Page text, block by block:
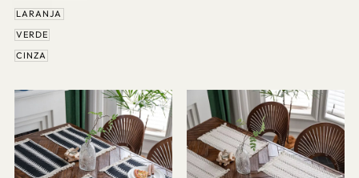
LARANJA
VERDE
CINZA